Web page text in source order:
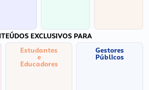
EXCLUSIVOS PARA
Estudantes
e
Educadores
Gestores
Públicos